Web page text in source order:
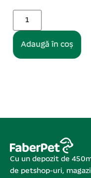
Cu un depozit de
de petshop-uri,